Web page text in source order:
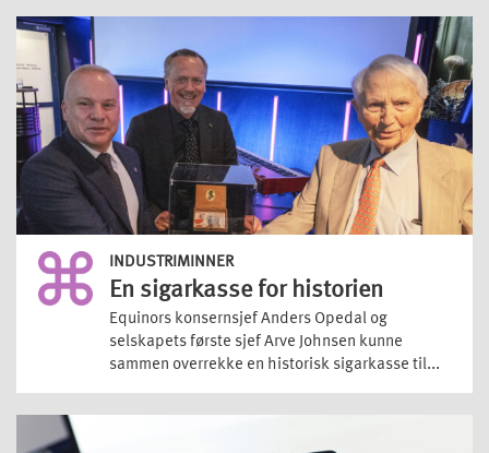
INDUSTRIMINNER
En sigarkasse for historien
Equinors konsernsjef Anders Opedal og
selskapets første sjef Arve Johnsen kunne
sammen overrekke en historisk sigarkasse til...